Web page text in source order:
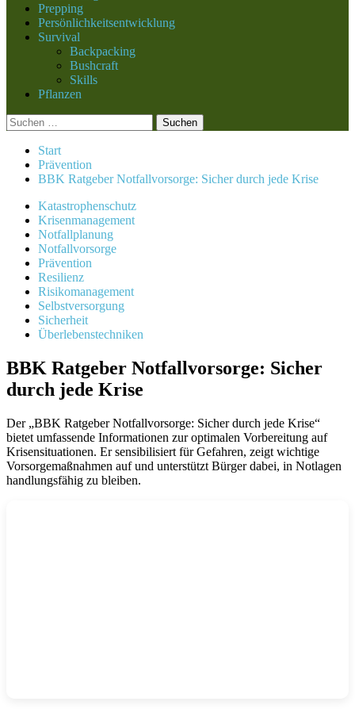
Prepping
Persönlichkeitsentwicklung
Survival
Backpacking
Bushcraft
Skills
Pflanzen
Suchen
nach:
Start
Prävention
BBK Ratgeber Notfallvorsorge: Sicher durch jede Krise
Katastrophenschutz
Krisenmanagement
Notfallplanung
Notfallvorsorge
Prävention
Resilienz
Risikomanagement
Selbstversorgung
Sicherheit
Überlebenstechniken
BBK Ratgeber Notfallvorsorge: Sicher
durch jede Krise
Der „BBK Ratgeber Notfallvorsorge: Sicher durch jede Krise“
bietet umfassende Informationen zur optimalen Vorbereitung auf
Krisensituationen. Er sensibilisiert für Gefahren, zeigt wichtige
Vorsorgemaßnahmen auf und unterstützt Bürger dabei, in Notlagen
handlungsfähig zu bleiben.